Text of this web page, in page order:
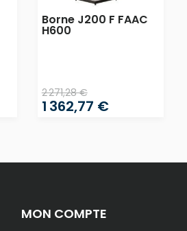
Borne J200 F FAAC
H600
2 271,28 €
1 362,77 €
MON COMPTE